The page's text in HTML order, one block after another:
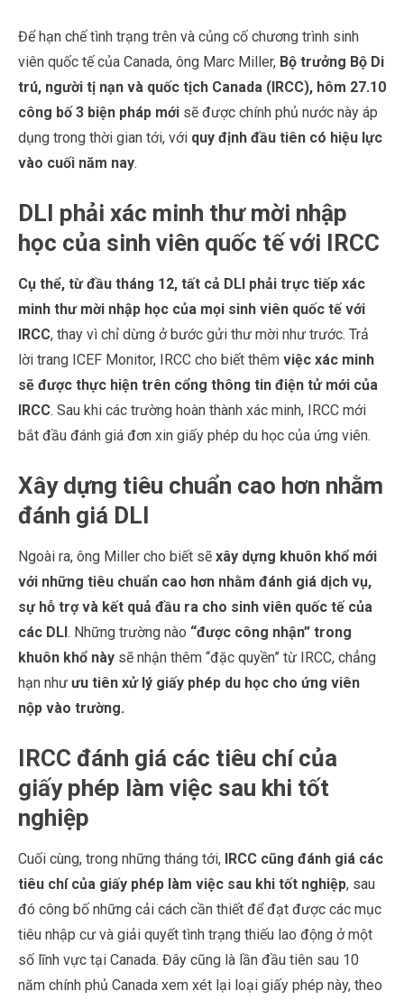
Để hạn chế tình trạng trên và củng cố chương trình sinh
viên quốc tế của Canada, ông Marc Miller, Bộ trưởng Bộ Di
trú, người tị nạn và quốc tịch Canada (IRCC), hôm 27.10
công bố 3 biện pháp mới sẽ được chính phủ nước này áp
dụng trong thời gian tới, với quy định đầu tiên có hiệu lực
vào cuối năm nay.
DLI phải xác minh thư mời nhập
học của sinh viên quốc tế với IRCC
Cụ thể, từ đầu tháng 12, tất cả DLI phải trực tiếp xác
minh thư mời nhập học của mọi sinh viên quốc tế với
IRCC, thay vì chỉ dừng ở bước gửi thư mời như trước. Trả
lời trang ICEF Monitor, IRCC cho biết thêm việc xác minh
sẽ được thực hiện trên cổng thông tin điện tử mới của
IRCC. Sau khi các trường hoàn thành xác minh, IRCC mới
bắt đầu đánh giá đơn xin giấy phép du học của ứng viên.
Xây dựng tiêu chuẩn cao hơn nhằm
đánh giá DLI
Ngoài ra, ông Miller cho biết sẽ xây dựng khuôn khổ mới
với những tiêu chuẩn cao hơn nhằm đánh giá dịch vụ,
sự hỗ trợ và kết quả đầu ra cho sinh viên quốc tế của
các DLI . Những trường nào “được công nhận” trong
khuôn khổ này sẽ nhận thêm “đặc quyền” từ IRCC, chẳng
hạn như ưu tiên xử lý giấy phép du học cho ứng viên
nộp vào trường.
IRCC đánh giá các tiêu chí của
giấy phép làm việc sau khi tốt
nghiệp
Cuối cùng, trong những tháng tới, IRCC cũng đánh giá các
tiêu chí của giấy phép làm việc sau khi tốt nghiệp, sau
đó công bố những cải cách cần thiết để đạt được các mục
tiêu nhập cư và giải quyết tình trạng thiếu lao động ở một
số lĩnh vực tại Canada. Đây cũng là lần đầu tiên sau 10
năm chính phủ Canada xem xét lại loại giấy phép này, theo